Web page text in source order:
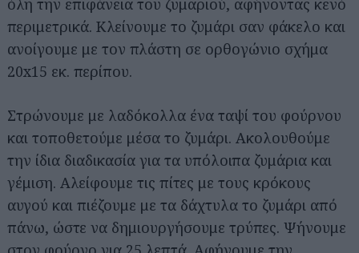
περιμετρικά. Κλείνουμε το ζυμάρι σαν φάκελο και
ανοίγουμε με τον πλάστη σε ορθογώνιο σχήμα
20x15 εκ. περίπου.
Στρώνουμε με λαδόκολλα ένα ταψί του φούρνου
και τοποθετούμε μέσα το ζυμάρι. Ακολουθούμε
την ίδια διαδικασία για τα υπόλοιπα ζυμάρια και
γέμιση. Αλείφουμε τις πίτες με τους κρόκους
αυγού και πιέζουμε με τα δάχτυλα το ζυμάρι από
πάνω, ώστε να δημιουργήσουμε τρύπες. Ψήνουμε